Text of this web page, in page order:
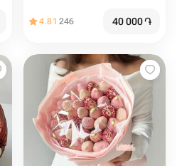
4.81 246 40 000֏